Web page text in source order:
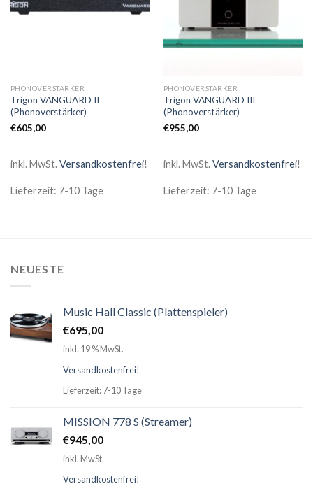
PHONOVERSTÄRKER
Trigon VANGUARD II
(Phonoverstärker)
€605,00
inkl. MwSt.Versandkostenfrei!
Lieferzeit: 7-10 Tage
PHONOVERSTÄRKER
Trigon VANGUARD III
(Phonoverstärker)
€955,00
inkl. MwSt.Versandkostenfrei!
Lieferzeit: 7-10 Tage
NEUESTE
Music Hall Classic (Plattenspieler)
€695,00
inkl. 19 % MwSt.
Versandkostenfrei!
Lieferzeit: 7-10 Tage
MISSION 778 S (Streamer)
€945,00
inkl. MwSt.
Versandkostenfrei!